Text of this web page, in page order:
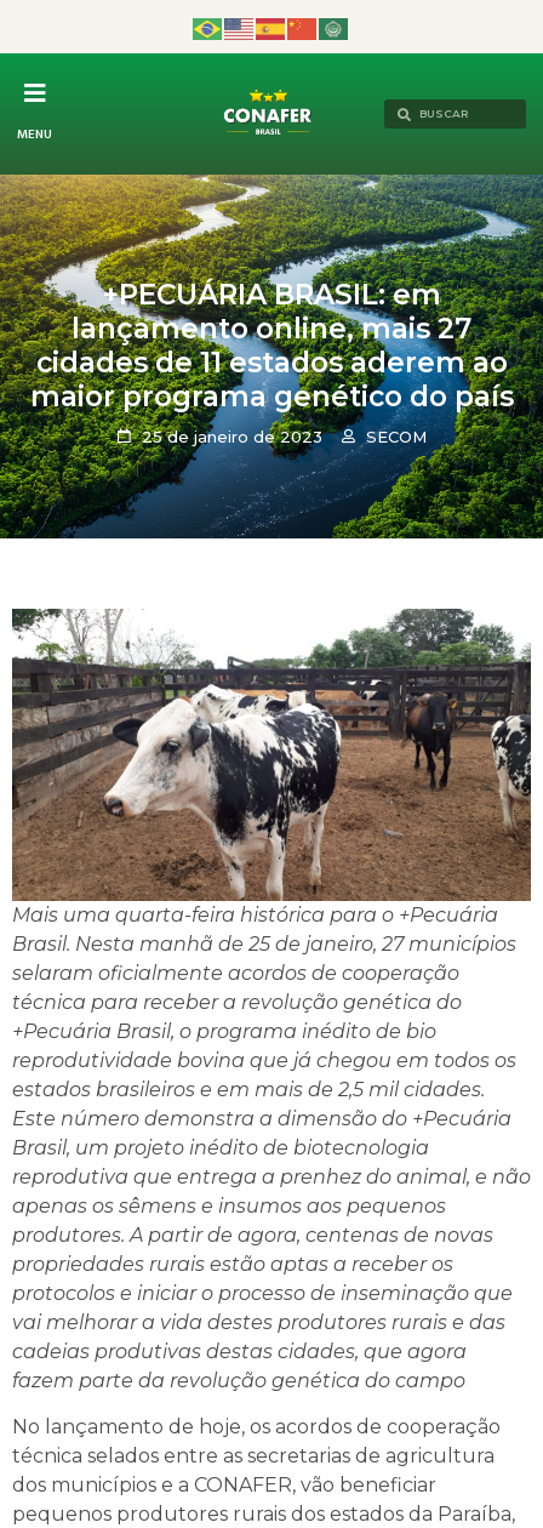
MENU
+PECUÁRIA BRASIL: em
lançamento online, mais 27
cidades de 11 estados aderem ao
maior programa genético do país
25 de janeiro de 2023 SECOM
Mais uma quarta-feira histórica para o +Pecuária
Brasil. Nesta manhã de 25 de janeiro, 27 municípios
selaram oficialmente acordos de cooperação
técnica para receber a revolução genética do
+Pecuária Brasil, o programa inédito de bio
reprodutividade bovina que já chegou em todos os
estados brasileiros e em mais de 2,5 mil cidades.
Este número demonstra a dimensão do +Pecuária
Brasil, um projeto inédito de biotecnologia
reprodutiva que entrega a prenhez do animal, e não
apenas os sêmens e insumos aos pequenos
produtores. A partir de agora, centenas de novas
propriedades rurais estão aptas a receber os
protocolos e iniciar o processo de inseminação que
vai melhorar a vida destes produtores rurais e das
cadeias produtivas destas cidades, que agora
fazem parte da revolução genética do campo
No lançamento de hoje, os acordos de cooperação
técnica selados entre as secretarias de agricultura
dos municípios e a CONAFER, vão beneficiar
pequenos produtores rurais dos estados da Paraíba,